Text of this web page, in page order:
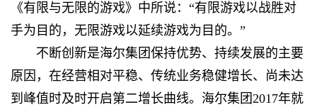
《有限与无限的游戏》中所说：“有限游戏以战胜对
手为目的，无限游戏以延续游戏为目的。”
不断创新是海尔集团保持优势、持续发展的主要
原因，在经营相对平稳、传统业务稳健增长、尚未达
到峰值时及时开启第二增长曲线。海尔集团2017年就